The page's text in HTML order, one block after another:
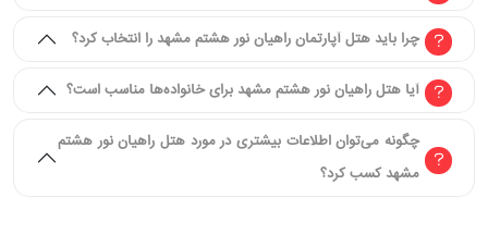
چرا باید هتل آپارتمان راهیان نور هشتم مشهد را انتخاب کرد؟
آیا هتل راهیان نور هشتم مشهد برای خانواده‌ها مناسب است؟
چگونه می‌توان اطلاعات بیشتری در مورد هتل راهیان نور هشتم
مشهد کسب کرد؟